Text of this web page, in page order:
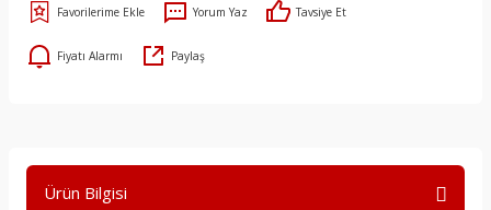
Yorum Yaz Tavsiye Et
Fiyatı Alarmı Paylaş
Ürün Bilgisi